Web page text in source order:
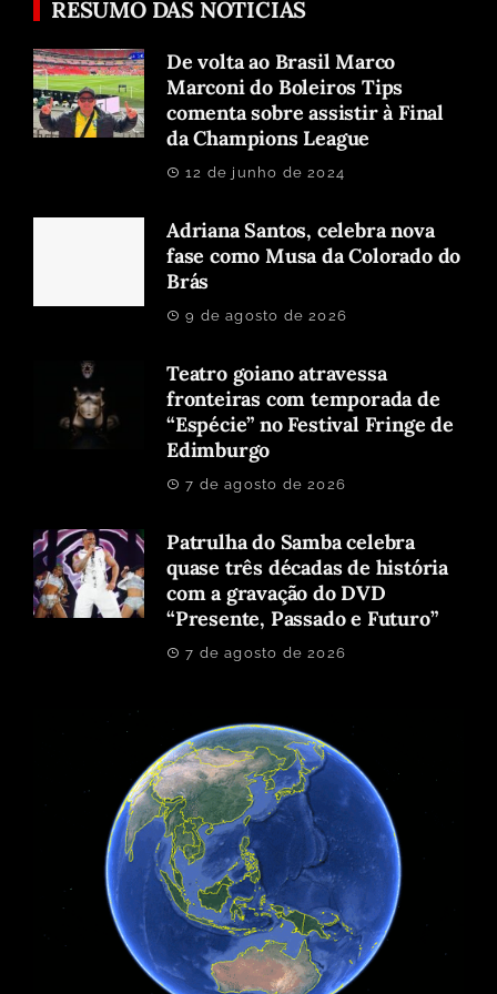
RESUMO DAS NOTICIAS
De volta ao Brasil Marco
Marconi do Boleiros Tips
comenta sobre assistir à Final
da Champions League
12 de junho de 2024
Adriana Santos, celebra nova
fase como Musa da Colorado do
Brás
9 de agosto de 2026
Teatro goiano atravessa
fronteiras com temporada de
“Espécie” no Festival Fringe de
Edimburgo
7 de agosto de 2026
Patrulha do Samba celebra
quase três décadas de história
com a gravação do DVD
“Presente, Passado e Futuro”
7 de agosto de 2026